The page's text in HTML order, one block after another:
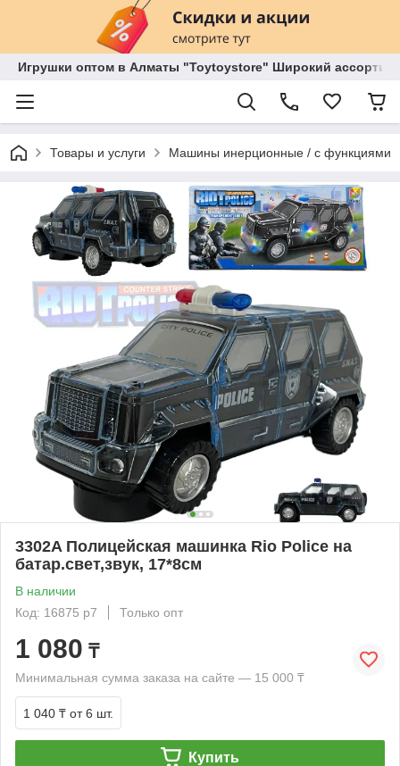
Игрушки оптом в Алматы "Toytoystore" Широкий
Товары и услуги Машины инерционные / с функциями
3302A Полицейская машинка Rio Police на
батар.свет,звук, 17*8см
В наличии
Код: 16875 р7
Только опт
1 080 ₸
Минимальная сумма заказа на сайте — 15 000 ₸
1 040 ₸ от 6 шт.
Купить